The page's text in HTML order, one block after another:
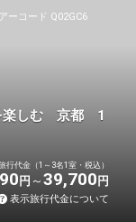
ーコード Q02GC6
楽しむ 京都 1
行代金（1～3名1室・税込）
円 39,700 円
表示旅行代金について